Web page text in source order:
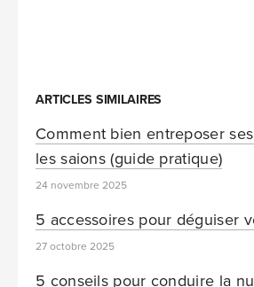
ARTICLES SIMILAIRES
Comment bien entreposer
les saions (guide pratique)
24 novembre 2025
5 accessoires pour déguiser
27 octobre 2025
5 conseils pour conduire la